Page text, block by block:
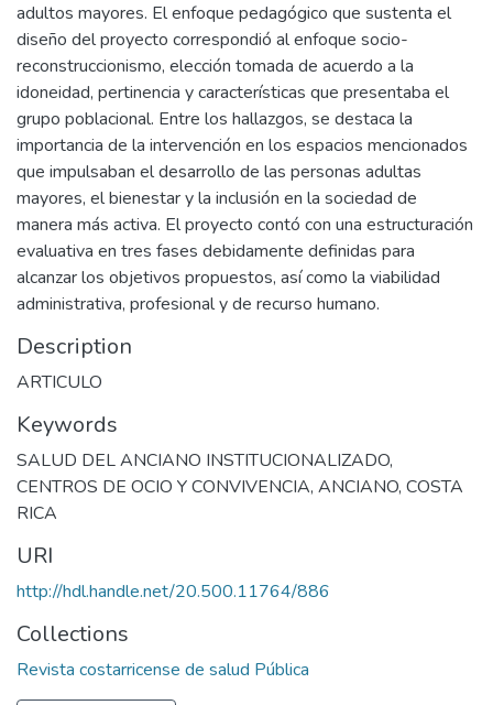
adultos mayores. El enfoque pedagógico que sustenta el
diseño del proyecto correspondió al enfoque socio-
reconstruccionismo, elección tomada de acuerdo a la
idoneidad, pertinencia y características que presentaba el
grupo poblacional. Entre los hallazgos, se destaca la
importancia de la intervención en los espacios mencionados
que impulsaban el desarrollo de las personas adultas
mayores, el bienestar y la inclusión en la sociedad de
manera más activa. El proyecto contó con una estructuración
evaluativa en tres fases debidamente definidas para
alcanzar los objetivos propuestos, así como la viabilidad
administrativa, profesional y de recurso humano.
Description
ARTICULO
Keywords
SALUD DEL ANCIANO INSTITUCIONALIZADO,
CENTROS DE OCIO Y CONVIVENCIA, ANCIANO, COSTA
RICA
URI
http://hdl.handle.net/20.500.11764/886
Collections
Revista costarricense de salud Pública